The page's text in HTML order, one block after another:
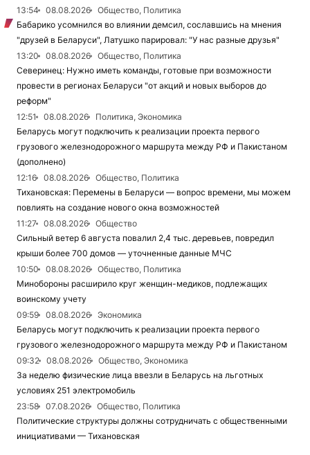
13:54
08.08.2026
Общество, Политика
Бабарико усомнился во влиянии демсил, сославшись на мнения
"друзей в Беларуси", Латушко парировал: "У нас разные друзья"
13:20
08.08.2026
Общество, Политика
Северинец: Нужно иметь команды, готовые при возможности
провести в регионах Беларуси "от акций и новых выборов до
реформ"
12:51
08.08.2026
Политика, Экономика
Беларусь могут подключить к реализации проекта первого
грузового железнодорожного маршрута между РФ и Пакистаном
(дополнено)
12:16
08.08.2026
Общество, Политика
Тихановская: Перемены в Беларуси — вопрос времени, мы можем
повлиять на создание нового окна возможностей
11:27
08.08.2026
Общество
Сильный ветер 6 августа повалил 2,4 тыс. деревьев, повредил
крыши более 700 домов — уточненные данные МЧС
10:50
08.08.2026
Общество, Политика
Минобороны расширило круг женщин-медиков, подлежащих
воинскому учету
09:59
08.08.2026
Экономика
Беларусь могут подключить к реализации проекта первого
грузового железнодорожного маршрута между РФ и Пакистаном
09:32
08.08.2026
Общество, Экономика
За неделю физические лица ввезли в Беларусь на льготных
условиях 251 электромобиль
23:58
07.08.2026
Общество, Политика
Политические структуры должны сотрудничать с общественными
инициативами — Тихановская